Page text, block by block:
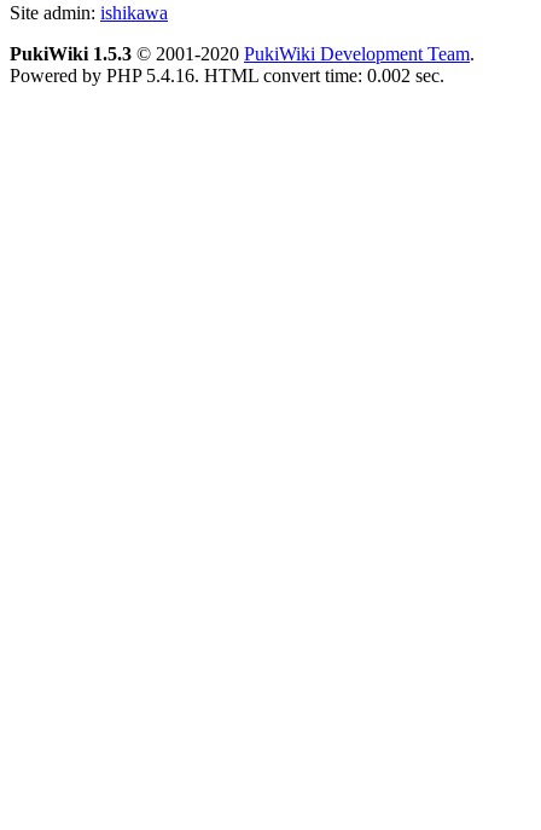
Site admin: ishikawa
PukiWiki 1.5.3 © 2001-2020 PukiWiki Development Team.
Powered by PHP 5.4.16. HTML convert time: 0.002 sec.